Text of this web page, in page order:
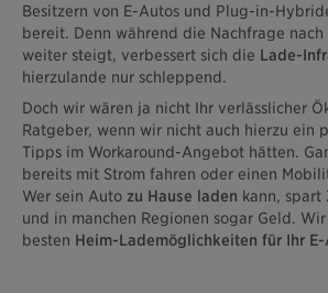
Besitzern von E-Autos und Plug-in-
bereit. Denn während die Nachfrage nach
weiter steigt, verbessert sich die Lade-
hierzulande nur schleppend.
Doch wir wären ja nicht Ihr verlässlicher
Ratgeber, wenn wir nicht auch hierzu ein
Tipps im Workaround-Angebot hätten.
bereits mit Strom fahren oder einen
Wer sein Auto zu Hause laden kann, spart
und in manchen Regionen sogar Geld.
besten Heim-Lademöglichkeiten für Ihr